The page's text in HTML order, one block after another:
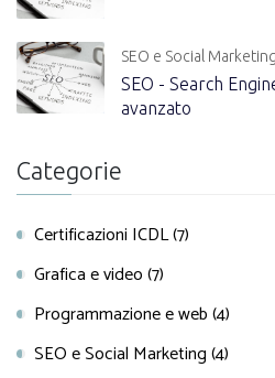
SEO e Social Marketing
SEO - Search
avanzato
Categorie
Certificazioni ICDL (7)
Grafica e video (7)
Programmazione e web (4)
SEO e Social Marketing (4)